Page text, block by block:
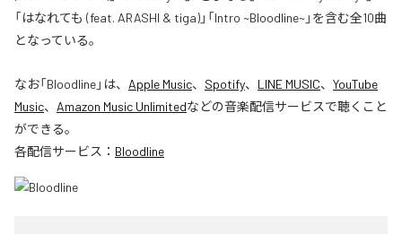
「はなれても (feat. ARASHI & tiga)」「Intro ~Bloodline~」を含む全10曲
となっている。
なお「Bloodline」は、 Apple Music、 Spotify、 LINE MUSIC、 YouTube
Music、 Amazon Music Unlimitedなどの音楽配信サービスで聴くこと
ができる。
各配信サービス： Bloodline